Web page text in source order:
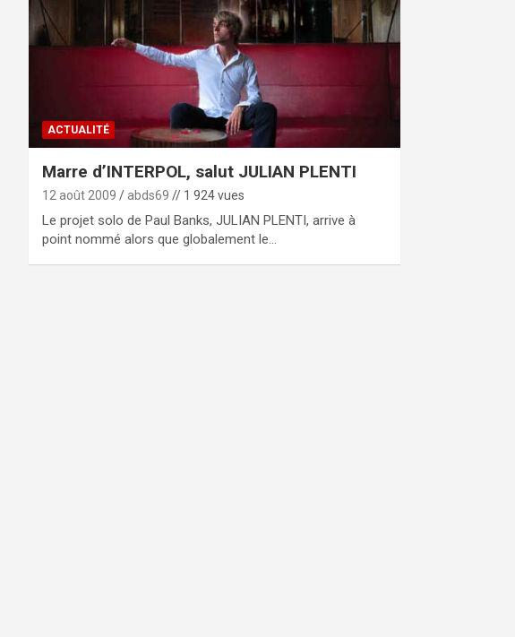
ACTUALITÉ
Marre d’INTERPOL, salut JULIAN PLENTI
12 août 2009 abds69 // 1 924 vues
Le projet solo de Paul Banks, JULIAN PLENTI, arrive à
point nommé alors que globalement le…